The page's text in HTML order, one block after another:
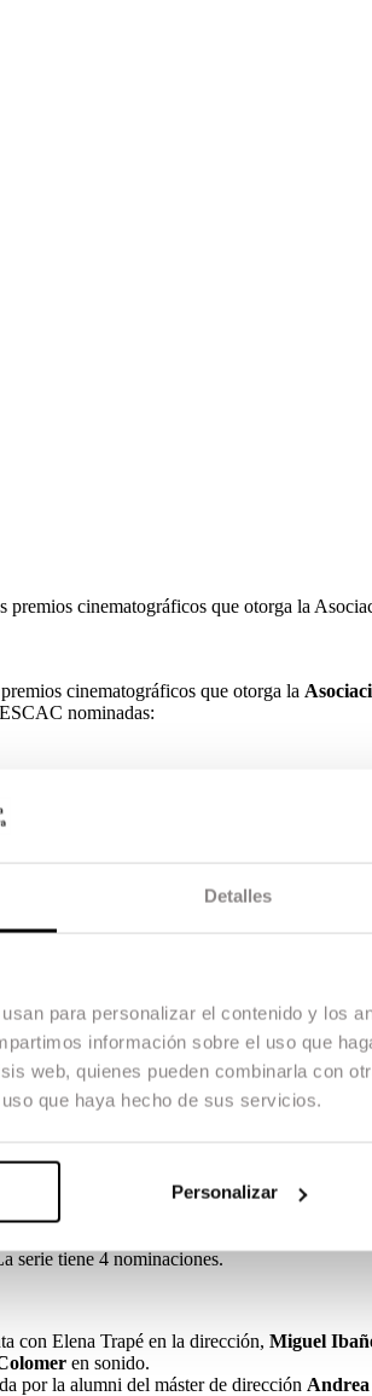
Detalles
para personalizar el contenido y los
información sobre el uso que
web, quienes pueden combinarla con
que haya hecho de sus servicios.
Personalizar
cinematográficos que otorga la
cinematográficos que otorga la
nominadas:
Ópera Prima de ESCAC y producida
en la escuela.
para los efectos.
del Máster de Producción Iñaki Jauristi
director de fotografía, aJordi Rossinyol
Saladrigas
serie tiene 4 nominaciones.
con Elena Trapé en la dirección, Miguel
en sonido.
por la alumni del máster de dirección